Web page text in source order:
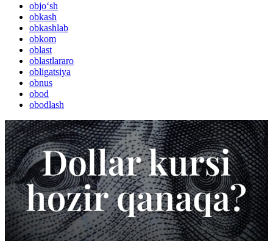
objo‘sh
obkash
obkashlab
obkom
oblast
oblastlararo
obligatsiya
obnus
obod
obodlash